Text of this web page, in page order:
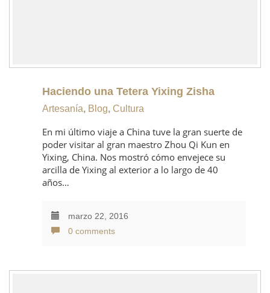
Haciendo una Tetera Yixing Zisha
Artesanía, Blog, Cultura
En mi último viaje a China tuve la gran suerte de
poder visitar al gran maestro Zhou Qi Kun en
Yixing, China. Nos mostró cómo envejece su
arcilla de Yixing al exterior a lo largo de 40
años…
marzo 22, 2016
0 comments